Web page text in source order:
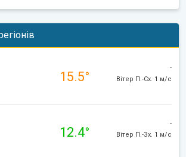
15.5°
-
Вітер П.-Сх. 1 м/с
12.4°
-
Вітер П.-Зх. 1 м/с